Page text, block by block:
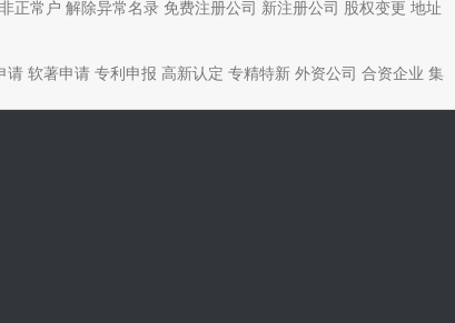
非正常户 解除异常名录 免费注册公司 新注册公司 股权变更 地址
请 软著申请 专利申报 高新认定 专精特新 外资公司 合资企业 集